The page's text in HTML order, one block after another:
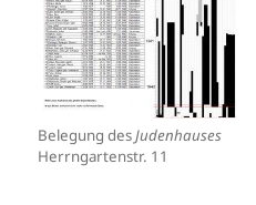
Belegung desJudenhauses
Herrngartenstr. 11